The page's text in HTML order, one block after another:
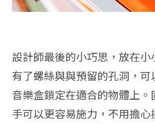
設計師最後的小巧思，放在小
有了螺絲與與預留的孔洞，
音樂盒鎖定在適合的物體上
手可以更容易施力，不用擔心